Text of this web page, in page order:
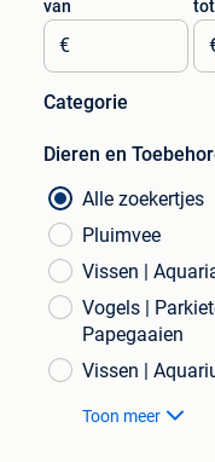
van
€
tot
Categorie
Dieren en
Alle zoekertjes
Pluimvee
Vissen |
Vogels |
Papegaaien
Vissen |
Toon meer